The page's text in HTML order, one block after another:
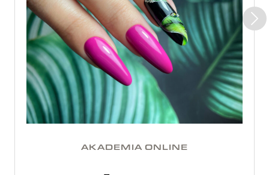
AKADEMIA ONLINE